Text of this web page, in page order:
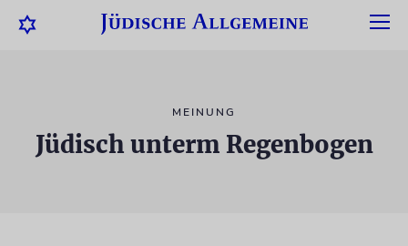
MEINUNG
Jüdisch unterm Regenbogen